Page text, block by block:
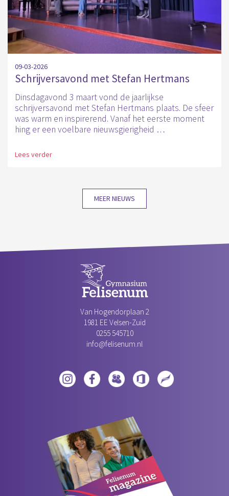
09-03-2026
Schrijversavond met Stefan Hertmans
Dinsdagavond 3 maart vond de jaarlijkse
schrijversavond met Stefan Hertmans plaats. De sfeer
was warm en inspirerend. Vanaf het eerste moment
hing er een voelbare nieuwsgierigheid …
Lees verder
MEER NIEUWS
Van Hogendorplaan 2
1981 EE Velsen-Zuid‎
0255 545710
info@felisenum.nl